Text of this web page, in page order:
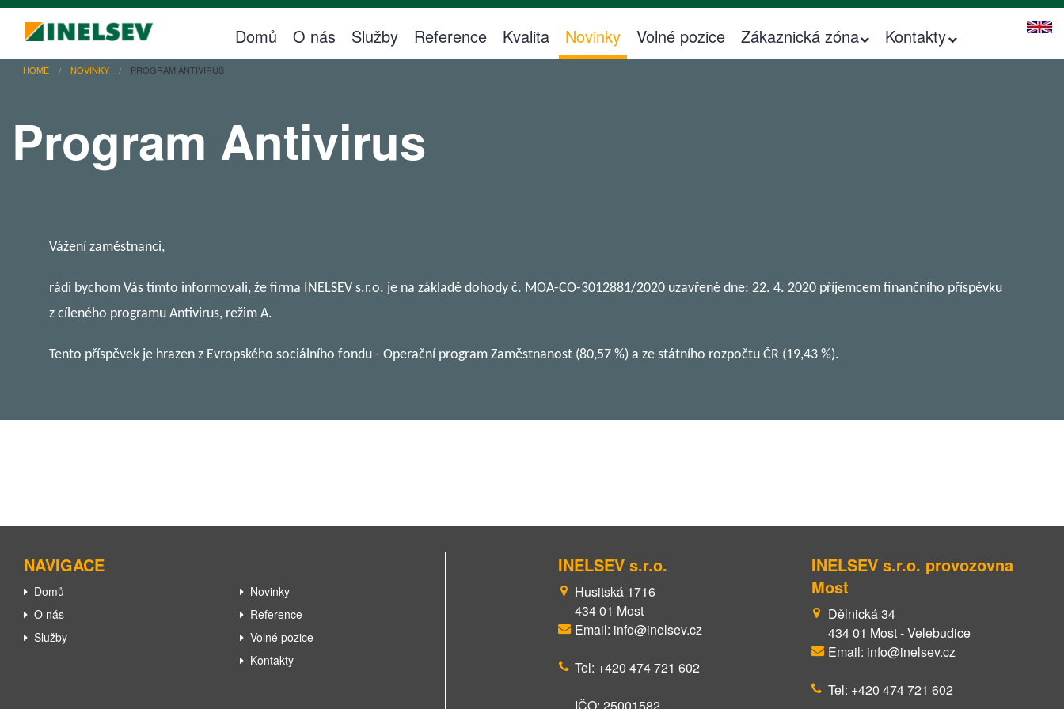
Domů O nás Služby Reference Kvalita Novinky Volné pozice Zákaznická zóna Kontakty
HOME NOVINKY PROGRAM ANTIVIRUS
Program Antivirus
Vážení zaměstnanci,
rádi bychom Vás tímto informovali, že firma INELSEV s.r.o. je na základě dohody č. MOA-CO-3012881/2020 uzavřené dne: 22. 4. 2020 příjemcem finančního příspěvku
z cíleného programu Antivirus, režim A.
Tento příspěvek je hrazen z Evropského sociálního fondu - Operační program Zaměstnanost (80,57 %) a ze státního rozpočtu ČR (19,43 %).
NAVIGACE
Domů
O nás
Služby
Novinky
Reference
Volné pozice
Kontakty
INELSEV s.r.o.
Husitská 1716
434 01 Most
Email: info@inelsev.cz
Tel: +420 474 721 602
INELSEV s.r.o. provozovna
Most
Dělnická 34
434 01 Most - Velebudice
Email: info@inelsev.cz
Tel: +420 474 721 602
Volné pozice
Zákaznická zóna
Požadavek na servisní zásah
Zákaznický dotazník